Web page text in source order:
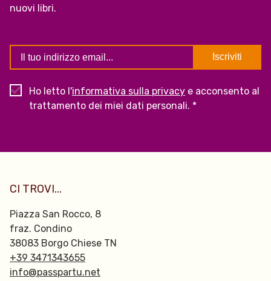
nuovi libri.
Ho letto l'informativa sulla privacy e acconsento al
trattamento dei miei dati personali. *
CI TROVI...
Piazza San Rocco, 8
fraz. Condino
38083 Borgo Chiese TN
+39 3471343655
info@passpartu.net